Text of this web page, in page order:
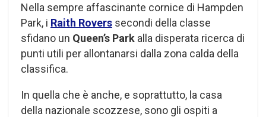
Nella sempre affascinante cornice di Hampden
Park, i Raith Rovers secondi della classe
sfidano un Queen’s Park alla disperata ricerca di
punti utili per allontanarsi dalla zona calda della
classifica.
In quella che è anche, e soprattutto, la casa
della nazionale scozzese, sono gli ospiti a